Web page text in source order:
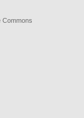
Commons